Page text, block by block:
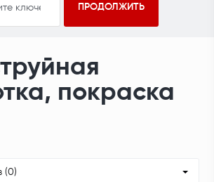
покраска
(0)